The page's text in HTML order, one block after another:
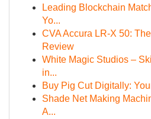
Leading Blockchain
Yo...
CVA Accura LR-X 50:
Review
White Magic Studios –
in...
Buy Pig Cut Digitally:
Shade Net Making
A...